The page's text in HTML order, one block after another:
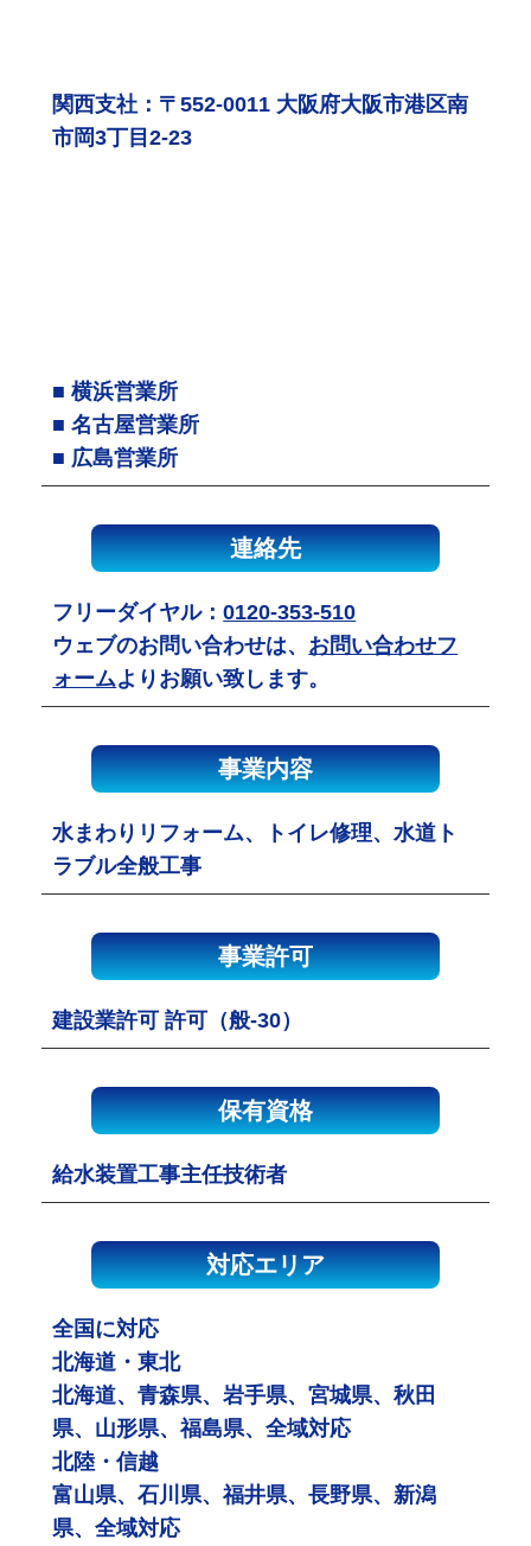
関西支社：〒552-0011 大阪府大阪市港区南
市岡3丁目2-23
■ 横浜営業所
■ 名古屋営業所
■ 広島営業所
連絡先
フリーダイヤル：0120-353-510
ウェブのお問い合わせは、 お問い合わせフ
ォームよりお願い致します。
事業内容
水まわりリフォーム、トイレ修理、水道ト
ラブル全般工事
事業許可
建設業許可 許可（般-30）
保有資格
給水装置工事主任技術者
対応エリア
全国に対応
北海道・東北
北海道、青森県、岩手県、宮城県、秋田
県、山形県、福島県、全域対応
北陸・信越
富山県、石川県、福井県、長野県、新潟
県、全域対応